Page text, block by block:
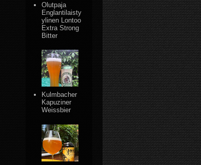
Olutpaja
Englantilaisty
ylinen Lontoo
Extra Strong
Bitter
Kulmbacher
Kapuziner
Weissbier